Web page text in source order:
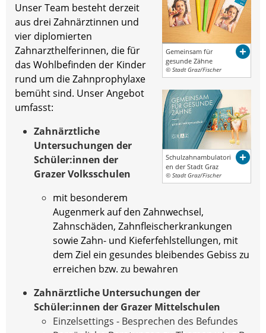
Gemeinsam für
gesunde Zähne
© Stadt Graz/Fischer
Schulzahnambulatori
en der Stadt Graz
© Stadt Graz/Fischer
Unser Team besteht derzeit
aus drei Zahnärztinnen und
vier diplomierten
Zahnarzthelferinnen, die für
das Wohlbefinden der Kinder
rund um die Zahnprophylaxe
bemüht sind. Unser Angebot
umfasst:
Zahnärztliche
Untersuchungen der
Schüler:innen der
Grazer Volksschulen
mit besonderem
Augenmerk auf den Zahnwechsel,
Zahnschäden, Zahnfleischerkrankungen
sowie Zahn- und Kieferfehlstellungen, mit
dem Ziel ein gesundes bleibendes Gebiss zu
erreichen bzw. zu bewahren
Zahnärztliche Untersuchungen der
Schüler:innen der Grazer Mittelschulen
Einzelsettings - Besprechen des Befundes